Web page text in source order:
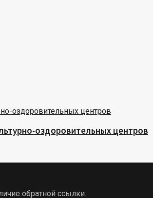
оздоровительных центров
обратной ссылки.